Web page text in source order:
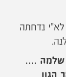
לא"י נדחתה
שלמה ....